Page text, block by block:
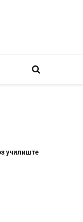
училиште